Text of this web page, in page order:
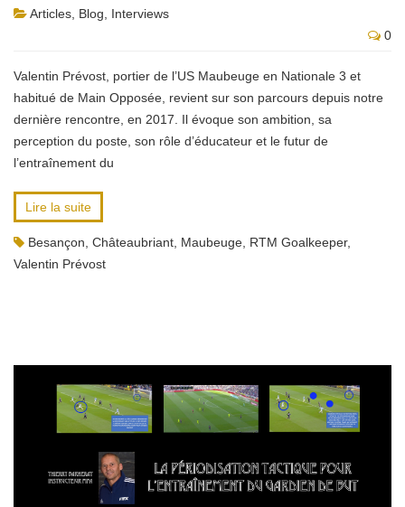
Articles Blog
Interviews
0
Valentin Prévost, portier de l’US Maubeuge en Nationale 3 et
habitué de Main Opposée, revient sur son parcours depuis notre
dernière rencontre, en 2017. Il évoque son ambition, sa
perception du poste, son rôle d’éducateur et le futur de
l’entraînement du
Lire la suite
Besançon Châteaubriant Maubeuge RTM Goalkeeper,
Valentin Prévost